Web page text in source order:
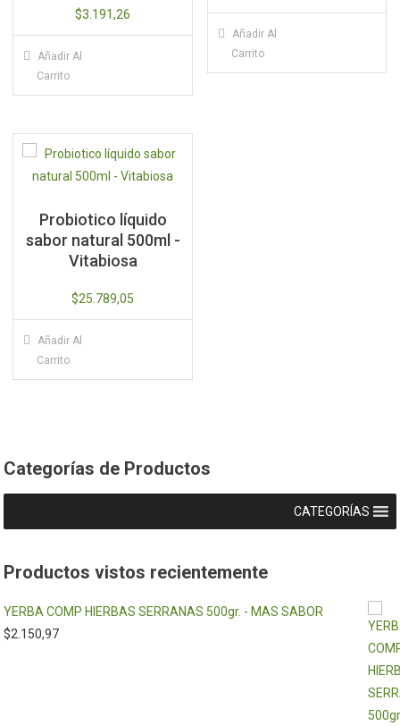
$3.191,26
Añadir Al
Carrito
Añadir Al
Carrito
Probiotico líquido
sabor natural 500ml -
Vitabiosa
$25.789,05
Añadir Al
Carrito
Categorías de Productos
CATEGORÍAS
Productos vistos recientemente
YERBA COMP HIERBAS SERRANAS 500gr. - MAS SABOR
$2.150,97